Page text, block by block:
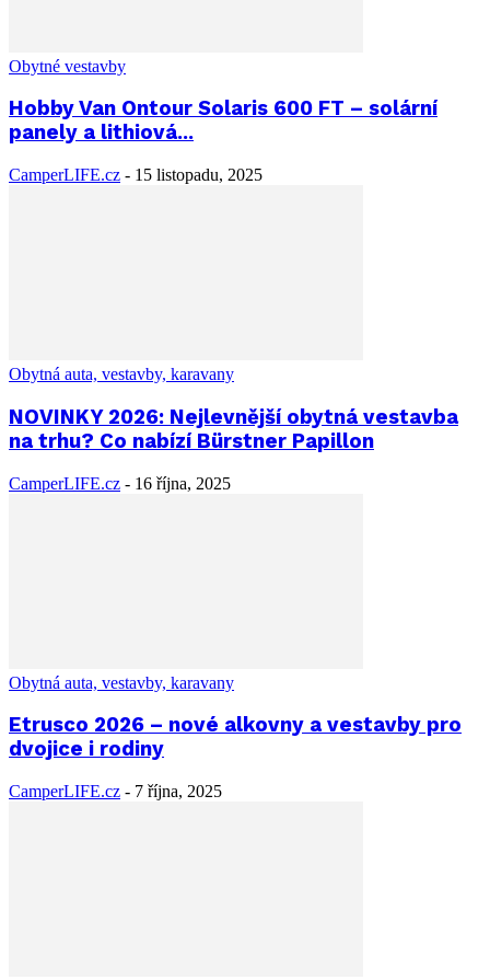
Obytné vestavby
Hobby Van Ontour Solaris 600 FT – solární
panely a lithiová...
CamperLIFE.cz - 15 listopadu, 2025
Obytná auta, vestavby, karavany
NOVINKY 2026: Nejlevnější obytná vestavba
na trhu? Co nabízí Bürstner Papillon
CamperLIFE.cz - 16 října, 2025
Obytná auta, vestavby, karavany
Etrusco 2026 – nové alkovny a vestavby pro
dvojice i rodiny
CamperLIFE.cz - 7 října, 2025